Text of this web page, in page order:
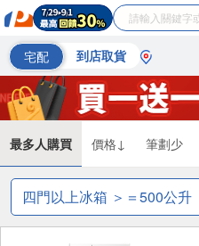
宅配 到店取貨
最多人購買 價格↓ 筆劃少
四門以上冰箱 ＞＝500公升